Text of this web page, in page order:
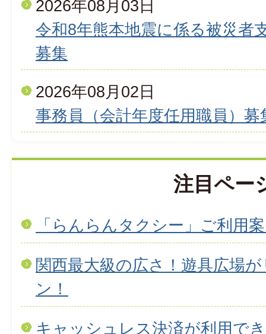
2026年08月03日
令和8年熊本地震に係る被災者
募集
2026年08月02日
事務員（会計年度任用職員）募
注目ペー
「らんらんタクシー」ご利用
関西最大級の広さ！遊具広場
ン！
キャッシュレス決済が利用で